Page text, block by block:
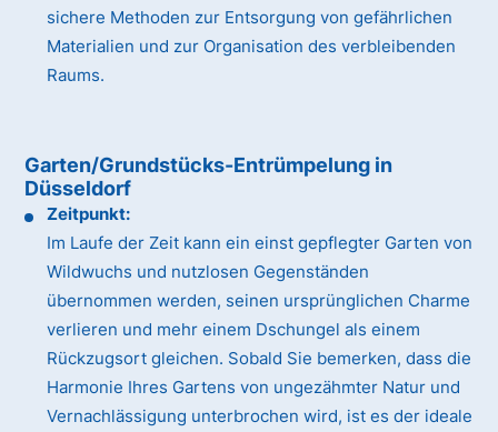
sichere Methoden zur Entsorgung von gefährlichen
Materialien und zur Organisation des verbleibenden
Raums.
Garten/Grundstücks-Entrümpelung in
Düsseldorf
Zeitpunkt:
Im Laufe der Zeit kann ein einst gepflegter Garten von
Wildwuchs und nutzlosen Gegenständen
übernommen werden, seinen ursprünglichen Charme
verlieren und mehr einem Dschungel als einem
Rückzugsort gleichen. Sobald Sie bemerken, dass die
Harmonie Ihres Gartens von ungezähmter Natur und
Vernachlässigung unterbrochen wird, ist es der ideale